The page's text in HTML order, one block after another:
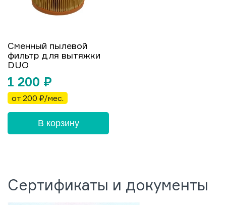
Сменный пылевой
фильтр для вытяжки
DUO
1 200 ₽
от 200 ₽/мес.
В корзину
Сертификаты и документы